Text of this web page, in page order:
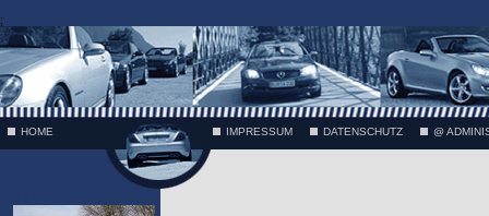
;
HOME IMPRESSUM DATENSCHUTZ @